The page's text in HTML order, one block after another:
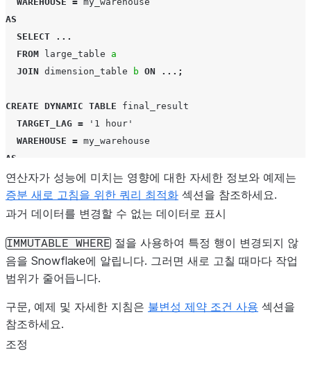
AS
SELECT
...
FROM
large_table
a
JOIN dimension_table b ON ...;
CREATE DYNAMIC TABLE
final_result
TARGET_LAG =
'1 hour'
WAREHOUSE = my_warehouse
AS
SELECT ...
FROM intermediate_joined
JOIN another_table c ON ...
연산자가 성능에 미치는 영향에 대한 자세한 정보와 예제는
증분 새로 고침을 위한 쿼리 최적화 섹션을 참조하세요.
과거 데이터를 변경할 수 없는 데이터로 표시
IMMUTABLE WHERE 절을 사용하여 특정 행이 변경되지 않
음을 Snowflake에 알립니다. 그러면 새로 고칠 때마다 작업
범위가 줄어듭니다.
구문, 예제 및 자세한 지침은 불변성 제약 조건 사용 섹션을
참조하세요.
조정